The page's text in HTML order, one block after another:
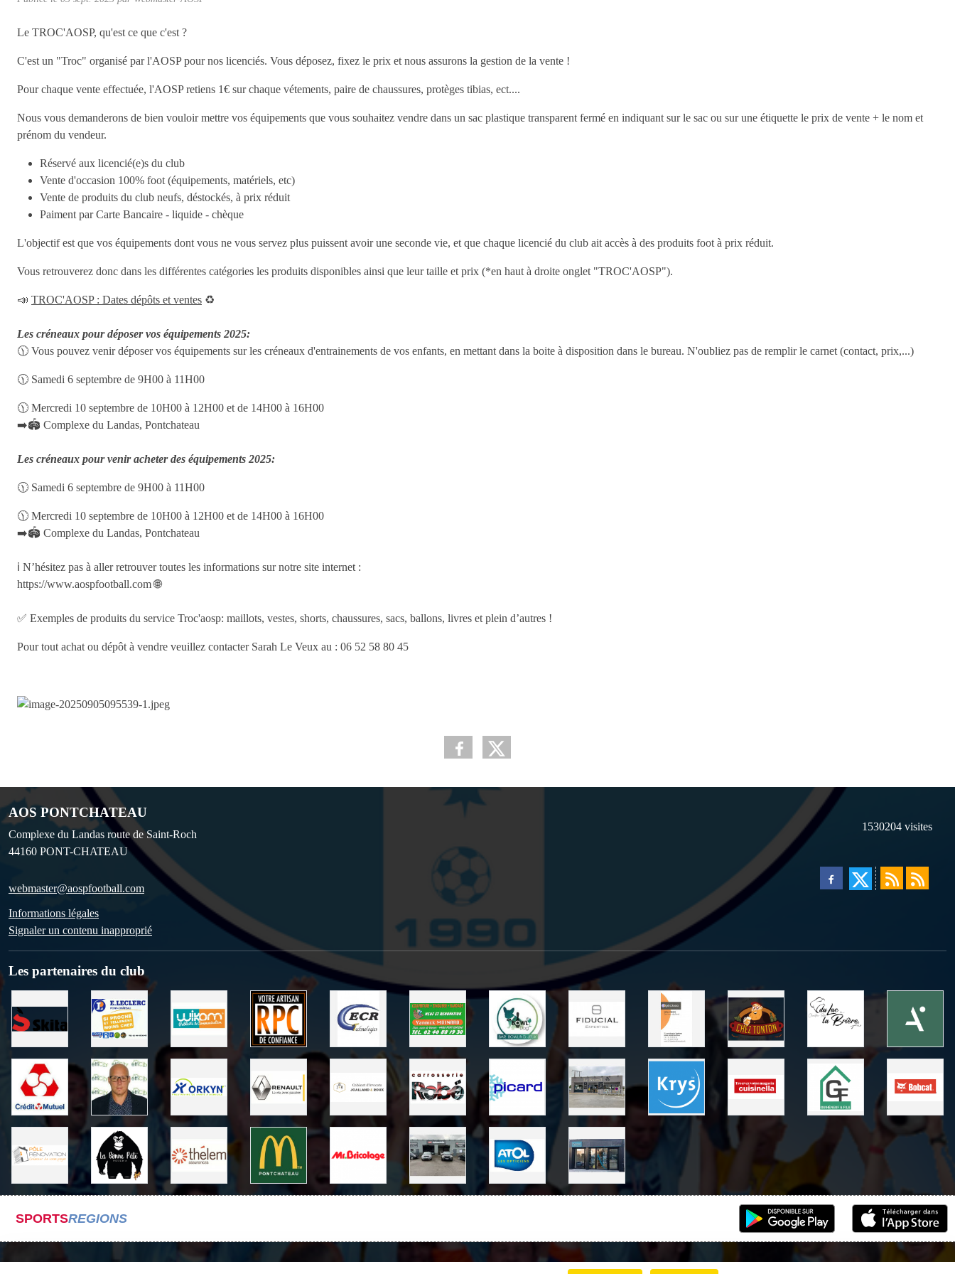
Le TROC'AOSP, qu'est ce que c'est ?
C'est un "Troc" organisé par l'AOSP pour nos licenciés. Vous déposez, fixez le prix et nous assurons la gestion de la vente !
Pour chaque vente effectuée, l'AOSP retiens 1€ sur chaque vétements, paire de chaussures, protèges tibias, ect....
Nous vous demanderons de bien vouloir mettre vos équipements que vous souhaitez vendre dans un sac plastique transparent fermé en indiquant sur le sac ou sur une étiquette le prix de vente + le nom et
prénom du vendeur.
Réservé aux licencié(e)s du club
Vente d'occasion 100% foot (équipements, matériels, etc)
Vente de produits du club neufs, déstockés, à prix réduit
Paiment par Carte Bancaire - liquide - chèque
L'objectif est que vos équipements dont vous ne vous servez plus puissent avoir une seconde vie, et que chaque licencié du club ait accès à des produits foot à prix réduit.
Vous retrouverez donc dans les différentes catégories les produits disponibles ainsi que leur taille et prix (*en haut à droite onglet "TROC'AOSP").
📣 TROC'AOSP : Dates dépôts et ventes ♻️
Les créneaux pour déposer vos équipements 2025:
🕦 Vous pouvez venir déposer vos équipements sur les créneaux d'entrainements de vos enfants, en mettant dans la boite à disposition dans le bureau. N'oubliez pas de remplir le carnet (contact, prix,...)
🕦 Samedi 6 septembre de 9H00 à 11H00
🕦 Mercredi 10 septembre de 10H00 à 12H00 et de 14H00 à 16H00
➡️🏟️ Complexe du Landas, Pontchateau
Les créneaux pour venir acheter des équipements 2025:
🕦 Samedi 6 septembre de 9H00 à 11H00
🕦 Mercredi 10 septembre de 10H00 à 12H00 et de 14H00 à 16H00
➡️🏟️ Complexe du Landas, Pontchateau
ℹ️ N’hésitez pas à aller retrouver toutes les informations sur notre site internet :
https://www.aospfootball.com 🌐
✅ Exemples de produits du service Troc'aosp: maillots, vestes, shorts, chaussures, sacs, ballons, livres et plein d’autres !
Pour tout achat ou dépôt à vendre veuillez contacter Sarah Le Veux au : 06 52 58 80 45
AOS PONTCHATEAU
Complexe du Landas route de Saint-Roch
44160 PONT-CHATEAU
webmaster@aospfootball.com
Informations légales
Signaler un contenu inapproprié
1530204 visites
Les partenaires du club
SPORTSREGIONS